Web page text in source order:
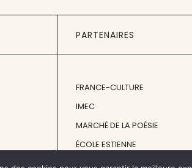
PARTENAIRES
FRANCE-CULTURE
IMEC
MARCHÉ DE LA POÉSIE
ÉCOLE ESTIENNE